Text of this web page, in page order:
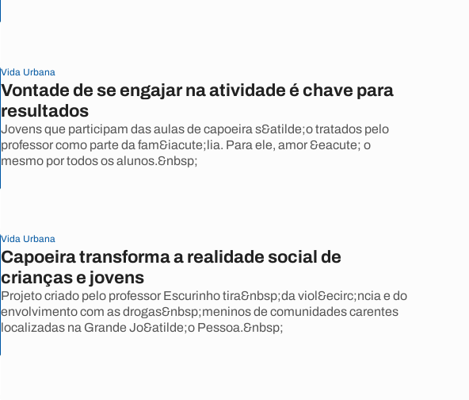
Vida Urbana
Vontade de se engajar na atividade é chave para
resultados
Jovens que participam das aulas de capoeira s&atilde;o tratados pelo
professor como parte da fam&iacute;lia. Para ele, amor &eacute; o
mesmo por todos os alunos.&nbsp;
Vida Urbana
Capoeira transforma a realidade social de
crianças e jovens
Projeto criado pelo professor Escurinho tira&nbsp;da viol&ecirc;ncia e do
envolvimento com as drogas&nbsp;meninos de comunidades carentes
localizadas na Grande Jo&atilde;o Pessoa.&nbsp;